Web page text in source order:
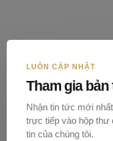
LUÔN CẬP NHẬT
Tham gia
Nhận tin tức mới
trực tiếp vào hộp thư
tin của chúng tôi.